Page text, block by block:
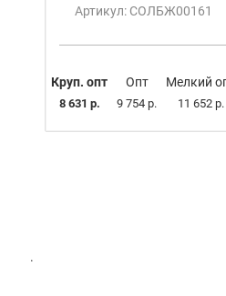
Артикул: СОЛБЖ00161
Круп. опт
8 631 р.
Опт
9 754 р.
Мелкий
11 652 р.
.